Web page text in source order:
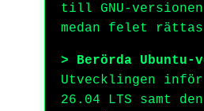
till GNU-
medan felet
> Berörda Ubuntu-
Utvecklingen inför
26.04 LTS samt